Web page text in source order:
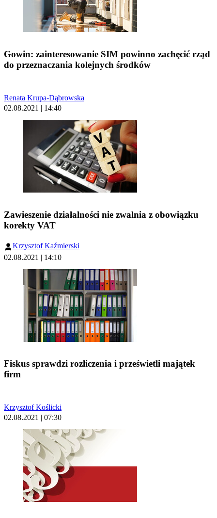
Gowin: zainteresowanie SIM powinno zachęcić rząd
do przeznaczania kolejnych środków
Renata Krupa-Dąbrowska
02.08.2021 | 14:40
Zawieszenie działalności nie zwalnia z obowiązku
korekty VAT
Krzysztof Kaźmierski
02.08.2021 | 14:10
Fiskus sprawdzi rozliczenia i prześwietli majątek
firm
Krzysztof Koślicki
02.08.2021 | 07:30